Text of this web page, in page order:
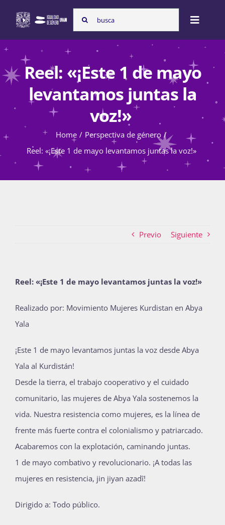
content
Search
for:
Toggle
Nosotras
Programas
Atención de la violencia de género
La Boletina
Recursos
Súmate
Publicaciones
Bienvenida generación 2027-1
Reel: «¡Este 1 de mayo
levantamos juntas la
voz!»
Home
Perspectiva de género
Reel: «¡Este 1 de mayo levantamos juntas la voz!»
Previo Siguiente
Reel: «¡Este 1 de mayo levantamos juntas la voz!»
Realizado por: Movimiento Mujeres Kurdistan en Abya
Yala
¡Este 1 de mayo levantamos juntas la voz desde Abya
Yala al Kurdistán!
Desde la tierra, el trabajo cooperativo y el cuidado
comunitario, las mujeres de Abya Yala sostenemos la
vida. Nuestra resistencia como mujeres, es la línea de
frente más fuerte contra el colonialismo y patriarcado.
Acabaremos con la explotación, caminando juntas.
1 de mayo combativo y revolucionario. ¡A todas las
mujeres en resistencia, jin jiyan azadî!
Dirigido a: Todo público.